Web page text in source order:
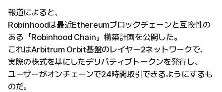
報道によると、
Robinhoodは最近Ethereumブロックチェーンと互換性の
ある「Robinhood Chain」構築計画を公開した。
これはArbitrum Orbit基盤のレイヤー2ネットワークで、
実際の株式を基にしたデリバティブトークンを発行し、
ユーザーがオンチェーンで24時間取引できるようにするも
のだ。